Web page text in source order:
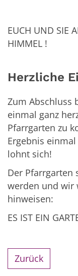
EUCH UND SIE
HIMMEL !
Herzliche
Zum Abschluss
einmal ganz
Pfarrgarten zu
Ergebnis
lohnt sich!
Der Pfarrgarten
werden und wir
hinweisen:
ES IST EIN
Zurück